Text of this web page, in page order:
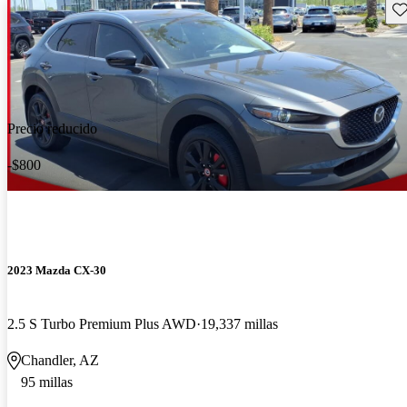
Precio reducido
-$800
2023 Mazda CX-30
2.5 S Turbo Premium Plus AWD 19,337 millas
Chandler, AZ
95 millas